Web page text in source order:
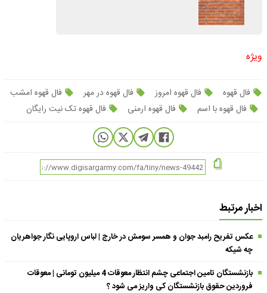
ویژه
فال قهوه فال قهوه امروز فال قهوه در مهر
فال قهوه امشب
فال قهوه با اسم
فال قهوه ارمنی فال قهوه تک نیت رایگان
اخبار مرتبط
عکس تفریح رامبد جوان و همسر سومش در خارج | لباس اروپایی نگار جواهریان
چه شیکه
بازنشستگان تامین اجتماعی چشم انتظار معوقات 4 میلیون تومانی | معوقات
فروردین حقوق بازنشستگان کی واریز می شود ؟